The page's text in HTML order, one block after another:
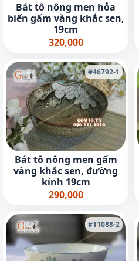
Bát tô nông men hỏa
biến gấm vàng khắc sen,
19cm
320,000
#46792-1
Bát tô nông men gấm
vàng khắc sen, đường
kính 19cm
290,000
#11088-2